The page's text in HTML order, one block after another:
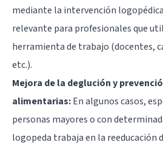
mediante la intervención
relevante para profesionales que
herramienta de trabajo (docentes,
etc.).
Mejora de la deglución y
alimentarias:En algunos casos,
personas mayores o con
logopeda trabaja en la reeducación